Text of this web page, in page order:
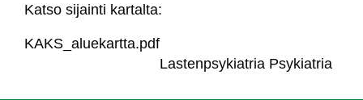
Kat­so si­jain­ti kar­tal­ta:
KAKS_alue­kart­ta.pdf
Las­tenp­sy­kiat­ria Psy­kiat­ria